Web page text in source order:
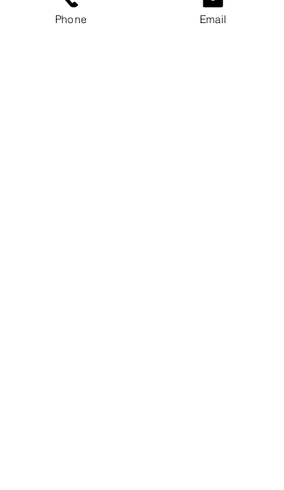
y velar por el cumplimiento de la Ley de
Phone Email